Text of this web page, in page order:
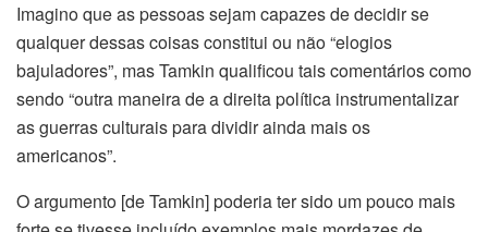
Imagino que as pessoas sejam capazes de decidir se
qualquer dessas coisas constitui ou não “elogios
bajuladores”, mas Tamkin qualificou tais comentários como
sendo “outra maneira de a direita política instrumentalizar
as guerras culturais para dividir ainda mais os
americanos”.
O argumento [de Tamkin] poderia ter sido um pouco mais